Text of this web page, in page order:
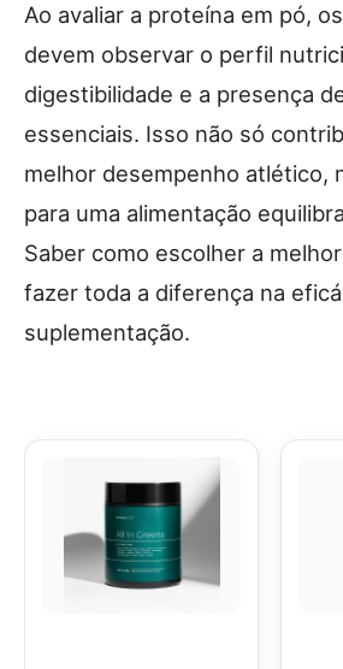
Ao avaliar a proteína em pó,
devem observar o perfil
digestibilidade e a presença
essenciais. Isso não só
melhor desempenho atlético,
para uma alimentação
Saber como escolher a
fazer toda a diferença na
suplementação.